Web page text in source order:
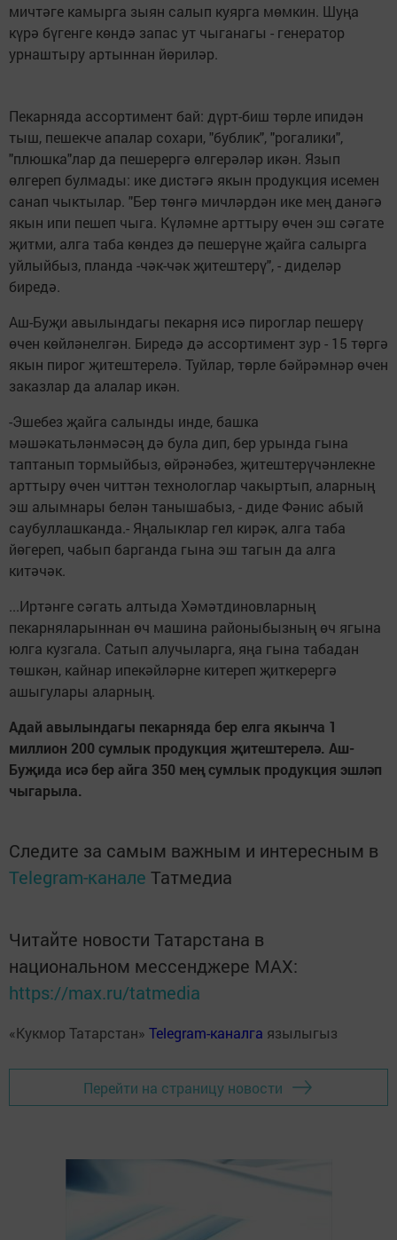
мичтәге камырга зыян салып куярга мөмкин. Шуңа
күрә бүгенге көндә запас ут чыганагы - генератор
урнаштыру артыннан йөриләр.
Пекарняда ассортимент бай: дүрт-биш төрле ипидән
тыш, пешекче апалар сохари, "бублик", "рогалики",
"плюшка"лар да пешерергә өлгерәләр икән. Язып
өлгереп булмады: ике дистәгә якын продукция исемен
санап чыктылар. "Бер төнгә мичләрдән ике мең данәгә
якын ипи пешеп чыга. Күләмне арттыру өчен эш сәгате
җитми, алга таба көндез дә пешерүне җайга салырга
уйлыйбыз, планда -чәк-чәк җитештерү", - диделәр
биредә.
Аш-Буҗи авылындагы пекарня исә пироглар пешерү
өчен көйләнелгән. Биредә дә ассортимент зур - 15 төргә
якын пирог җитештерелә. Туйлар, төрле бәйрәмнәр өчен
заказлар да алалар икән.
-Эшебез җайга салынды инде, башка
мәшәкатьләнмәсәң дә була дип, бер урында гына
таптанып тормыйбыз, өйрәнәбез, җитештерүчәнлекне
арттыру өчен читтән технологлар чакыртып, аларның
эш алымнары белән танышабыз, - диде Фәнис абый
саубуллашканда.- Яңалыклар гел кирәк, алга таба
йөгереп, чабып барганда гына эш тагын да алга
китәчәк.
...Иртәнге сәгать алтыда Хәмәтдиновларның
пекарняларыннан өч машина районыбызның өч ягына
юлга кузгала. Сатып алучыларга, яңа гына табадан
төшкән, кайнар ипекәйләрне китереп җиткерергә
ашыгулары аларның.
Адай авылындагы пекарняда бер елга якынча 1
миллион 200 сумлык продукция җитештерелә. Аш-
Буҗида исә бер айга 350 мең сумлык продукция эшләп
чыгарыла.
Следите за самым важным и интересным в
Telegram-канале Татмедиа
Читайте новости Татарстана в
национальном мессенджере MАХ:
https://max.ru/tatmedia
«Кукмор Татарстан» Telegram-каналга язылыгыз
Перейти на страницу новости